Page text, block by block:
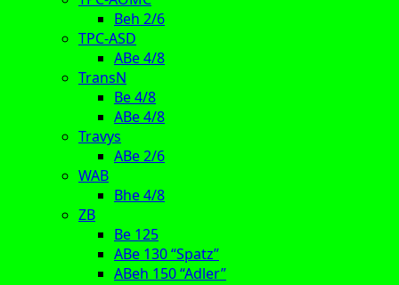
Beh 2/6
TPC-ASD
ABe 4/8
TransN
Be 4/8
ABe 4/8
Travys
ABe 2/6
WAB
Bhe 4/8
ZB
Be 125
ABe 130 “Spatz”
ABeh 150 “Adler”